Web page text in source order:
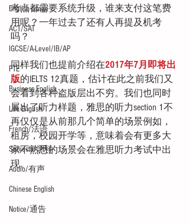
English usage
ACT/SAT
IGCSE/A-Level/IB/AP
PTE
Business English
Life English
French/法语
Subjects/学科
Audio/有声
Chinese English
Notice/通告
考点都需要系统升级，谁来支付这笔费
用呢？一年过去了还有人再提及机考
吗？
同样我们也提前介绍在2017年7月即将出
版的IELTS 12真题，估计在此之前我们又
会看到各种盗版层出不穷。我们也同时
展出了听力样题，雅思的听力section 1不
再仅仅是从前那几个简单的场景例如，
租房，校园开学等，意味着会有更多大
家不熟悉的场景会在雅思听力考试中出
现。